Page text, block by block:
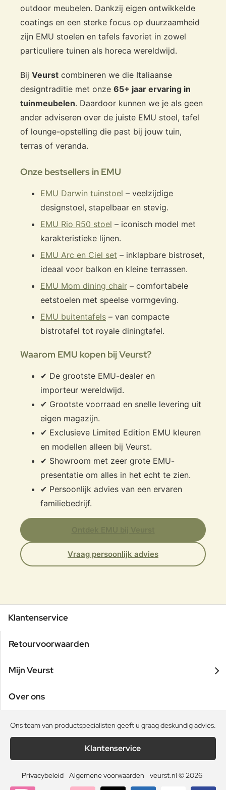
outdoor meubelen. Dankzij eigen ontwikkelde
coatings en een sterke focus op duurzaamheid
zijn EMU stoelen en tafels favoriet in zowel
particuliere tuinen als horeca wereldwijd.
Bij Veurst combineren we die Italiaanse
designtraditie met onze 65+ jaar ervaring in
tuinmeubelen. Daardoor kunnen we je als geen
ander adviseren over de juiste EMU stoel, tafel
of lounge-opstelling die past bij jouw tuin,
terras of veranda.
Onze bestsellers in EMU
EMU Darwin tuinstoel – veelzijdige
designstoel, stapelbaar en stevig.
EMU Rio R50 stoel – iconisch model met
karakteristieke lijnen.
EMU Arc en Ciel set – inklapbare bistroset,
ideaal voor balkon en kleine terrassen.
EMU Mom dining chair – comfortabele
eetstoelen met speelse vormgeving.
EMU buitentafels – van compacte
bistrotafel tot royale diningtafel.
Waarom EMU kopen bij Veurst?
✔ De grootste EMU-dealer en
importeur wereldwijd.
✔ Grootste voorraad en snelle levering uit
eigen magazijn.
✔ Exclusieve Limited Edition EMU kleuren
en modellen alleen bij Veurst.
✔ Showroom met zeer grote EMU-
presentatie om alles in het echt te zien.
✔ Persoonlijk advies van een ervaren
familiebedrijf.
Vraag persoonlijk advies
Klantenservice
Retourvoorwaarden
Mijn Veurst
Over ons
Ons team van productspecialisten geeft u graag deskundig advies.
Klantenservice
Privacybeleid Algemene voorwaarden veurst.nl © 2026